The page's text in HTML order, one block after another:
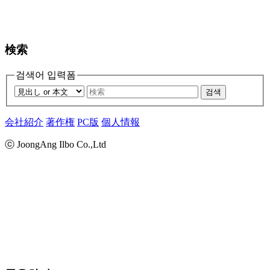
検索
검색어 입력폼
검색
会社紹介 著作権 PC版 個人情報
ⓒ JoongAng Ilbo Co.,Ltd